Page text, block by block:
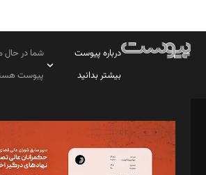
درباره پیوست
بیشتر بدانید
شما در حال
پیوست
مدیر مسئول: محمدباقر اثنی‌عشری
سردبیر: مهرک محمودی
دبیر تحریریه: میثم قاسمی